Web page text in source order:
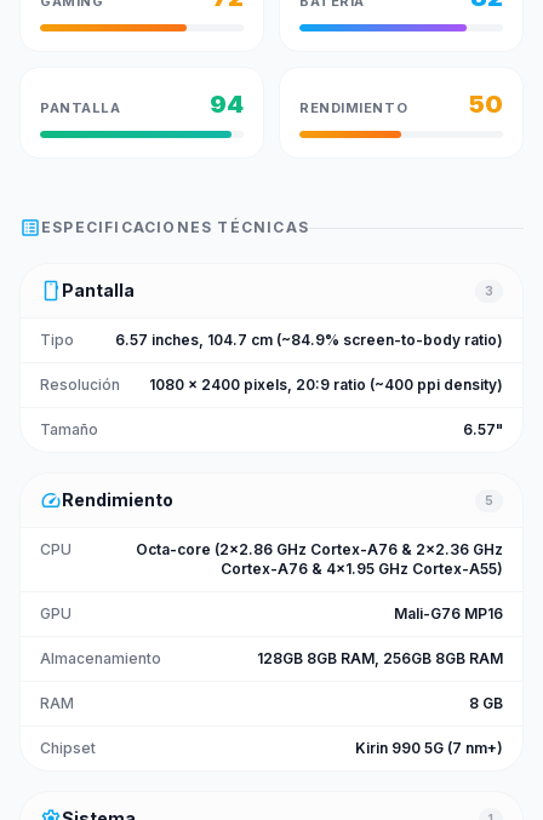
PANTALLA 94 RENDIMIENTO 50
list_alt ESPECIFICACIONES TÉCNICAS
smartphone Pantalla 3
Tipo 6.57 inches, 104.7 cm (~84.9% screen-to-body ratio)
Resolución 1080 x 2400 pixels, 20:9 ratio (~400 ppi density)
Tamaño 6.57"
speedRendimiento 5
CPU
Octa-core (2x2.86 GHz Cortex-A76 & 2x2.36 GHz
Cortex-A76 & 4x1.95 GHz Cortex-A55)
GPU Mali-G76 MP16
Almacenamiento 128GB 8GB RAM, 256GB 8GB RAM
RAM 8 GB
Chipset Kirin 990 5G (7 nm+)